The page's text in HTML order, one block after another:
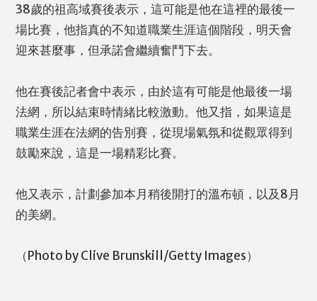
38歲的祖高域賽後表示，這可能是他在這裡的最後一
場比賽，他指真的不知道職業生涯這個階段，明天會
迎來甚麼事，但承諾會繼續奮鬥下去。
他在賽後記者會中表示，由於這有可能是他最後一場
法網，所以結束時情緒比較激動。他又指，如果這是
職業生涯在法網的告別賽，從現場氣氛和從觀眾得到
鼓勵來說，這是一場精彩比賽。
他又表示，計劃參加本月稍後開打的溫布頓，以及8月
的美網。
（Photo by Clive Brunskill/Getty Images）